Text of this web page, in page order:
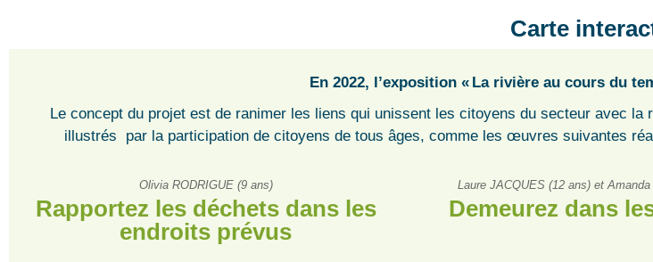
Carte
En 2022, l’exposition « La rivière au cours du
Le concept du projet est de ranimer les liens qui unissent les citoyens du secteur avec
illustrés par la participation de citoyens de tous âges, comme les œuvres suivantes
Olivia RODRIGUE (9 ans)
Rapportez les déchets dans les
endroits prévus
Laure JACQUES (12 ans) et
Demeurez dans